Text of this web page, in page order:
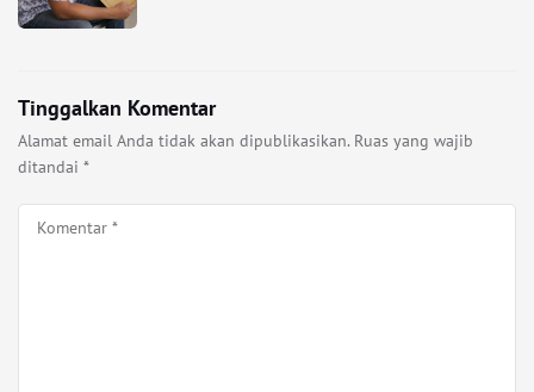
Tinggalkan Komentar
Alamat email Anda tidak akan dipublikasikan. Ruas yang wajib
ditandai *